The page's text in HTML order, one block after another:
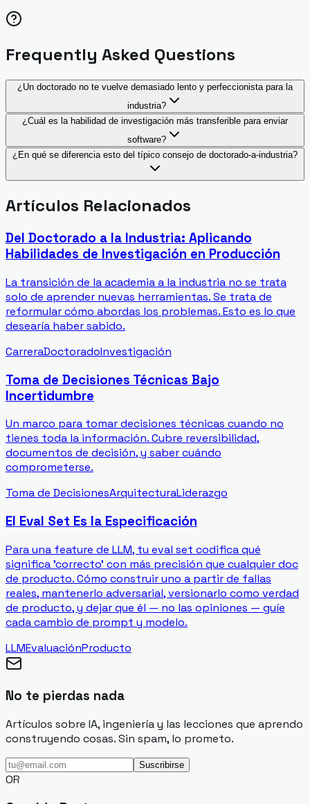
Frequently Asked Questions
¿Un doctorado no te vuelve demasiado lento y perfeccionista para la
industria?
¿Cuál es la habilidad de investigación más transferible para enviar
software?
¿En qué se diferencia esto del típico consejo de doctorado-a-industria?
Artículos Relacionados
Del Doctorado a la Industria: Aplicando
Habilidades de Investigación en Producción
La transición de la academia a la industria no se trata
solo de aprender nuevas herramientas. Se trata de
reformular cómo abordas los problemas. Esto es lo que
desearía haber sabido.
CarreraDoctoradoInvestigación
Toma de Decisiones Técnicas Bajo
Incertidumbre
Un marco para tomar decisiones técnicas cuando no
tienes toda la información. Cubre reversibilidad,
documentos de decisión, y saber cuándo
comprometerse.
Toma de DecisionesArquitecturaLiderazgo
El Eval Set Es la Especificación
Para una feature de LLM, tu eval set codifica qué
significa 'correcto' con más precisión que cualquier doc
de producto. Cómo construir uno a partir de fallas
reales, mantenerlo adversarial, versionarlo como verdad
de producto, y dejar que él — no las opiniones — guíe
cada cambio de prompt y modelo.
LLMEvaluaciónProducto
No te pierdas nada
Artículos sobre IA, ingeniería y las lecciones que aprendo
construyendo cosas. Sin spam, lo prometo.
Suscribirse
OR